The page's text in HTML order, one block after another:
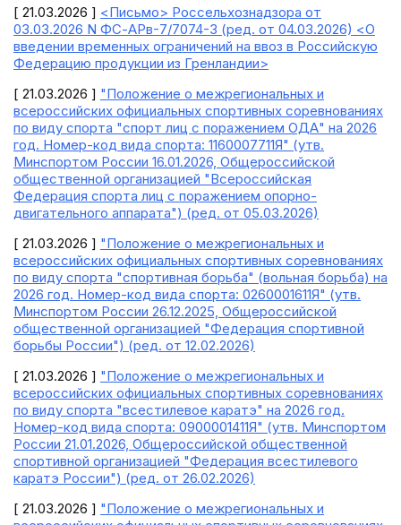
[ 21.03.2026 ] <Письмо> Россельхознадзора от
03.03.2026 N ФС-АРв-7/7074-3 (ред. от 04.03.2026) <О
введении временных ограничений на ввоз в Российскую
Федерацию продукции из Гренландии>
[ 21.03.2026 ] "Положение о межрегиональных и
всероссийских официальных спортивных соревнованиях
по виду спорта "спорт лиц с поражением ОДА" на 2026
год. Номер-код вида спорта: 1160007711Я" (утв.
Минспортом России 16.01.2026, Общероссийской
общественной организацией "Всероссийская
Федерация спорта лиц с поражением опорно-
двигательного аппарата") (ред. от 05.03.2026)
[ 21.03.2026 ] "Положение о межрегиональных и
всероссийских официальных спортивных соревнованиях
по виду спорта "спортивная борьба" (вольная борьба) на
2026 год. Номер-код вида спорта: 0260001611Я" (утв.
Минспортом России 26.12.2025, Общероссийской
общественной организацией "Федерация спортивной
борьбы России") (ред. от 12.02.2026)
[ 21.03.2026 ] "Положение о межрегиональных и
всероссийских официальных спортивных соревнованиях
по виду спорта "всестилевое каратэ" на 2026 год.
Номер-код вида спорта: 0900001411Я" (утв. Минспортом
России 21.01.2026, Общероссийской общественной
спортивной организацией "Федерация всестилевого
каратэ России") (ред. от 26.02.2026)
[ 21.03.2026 ] "Положение о межрегиональных и